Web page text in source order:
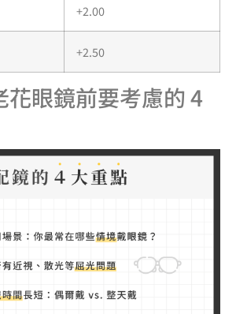
+2.00
+2.50
花眼鏡前要考慮的 4